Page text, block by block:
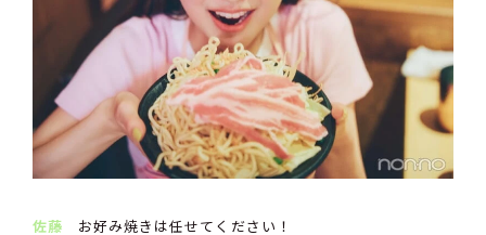
佐藤 お好み焼きは任せてください！